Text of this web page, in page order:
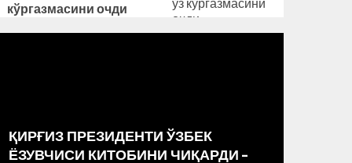
кўргазмасини очди
ҚИРҒИЗ ПРЕЗИДЕНТИ ЎЗБЕК
ЁЗУВЧИСИ КИТОБИНИ ЧИҚАРДИ –